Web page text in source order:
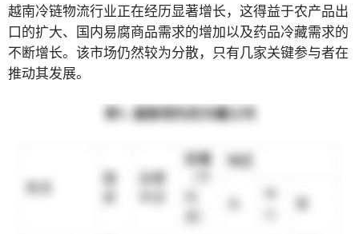
越南冷链物流行业正在经历显著增长，这得益于农产品出
口的扩大、国内易腐商品需求的增加以及药品冷藏需求的
不断增长。该市场仍然较为分散，只有几家关键参与者在
推动其发展。
表1. 越南领先的冷藏公司
国
运营
容量
地区